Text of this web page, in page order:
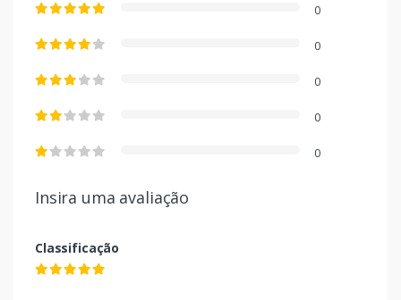
0
0
0
0
0
Insira uma avaliação
Classificação